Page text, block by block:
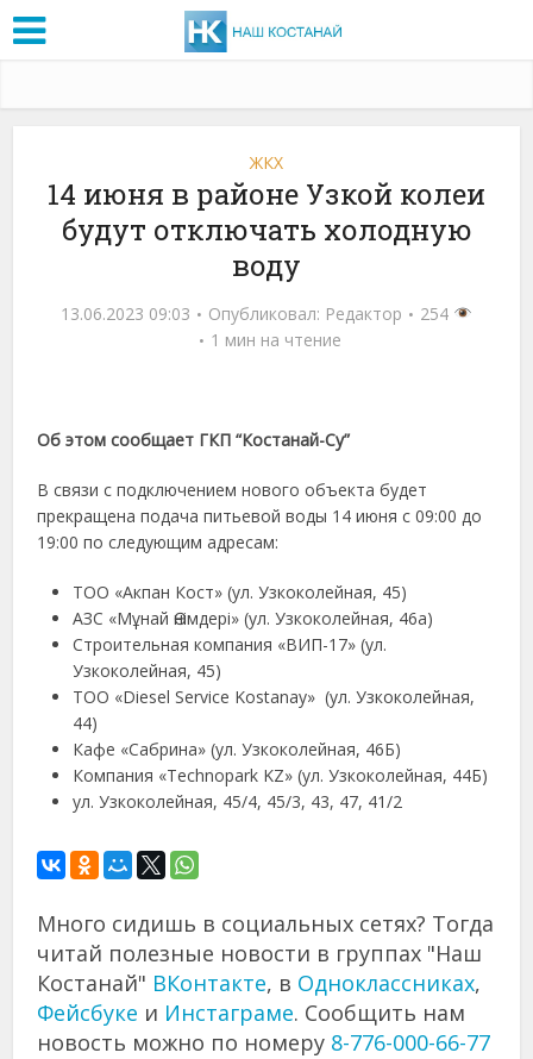
ЖКХ
14 июня в районе Узкой колеи
будут отключать холодную
воду
13.06.2023 09:03 Опубликовал: Редактор
254
1 мин на чтение
Об этом сообщает ГКП “Костанай-Су”
В связи с подключением нового объекта будет
прекращена подача питьевой воды 14 июня с 09:00 до
19:00 по следующим адресам:
ТОО «Акпан Кост» (ул. Узкоколейная, 45)
АЗС «Мұнай Өнімдері» (ул. Узкоколейная, 46а)
Строительная компания «ВИП-17» (ул.
Узкоколейная, 45)
ТОО «Diesel Service Kostanay» (ул. Узкоколейная,
44)
Кафе «Сабрина» (ул. Узкоколейная, 46Б)
Компания «Technopark KZ» (ул. Узкоколейная, 44Б)
ул. Узкоколейная, 45/4, 45/3, 43, 47, 41/2
Много сидишь в социальных сетях? Тогда
читай полезные новости в группах "Наш
Костанай" ВКонтакте, в Одноклассниках,
Фейсбуке и Инстаграме. Сообщить нам
новость можно по номеру 8-776-000-66-77